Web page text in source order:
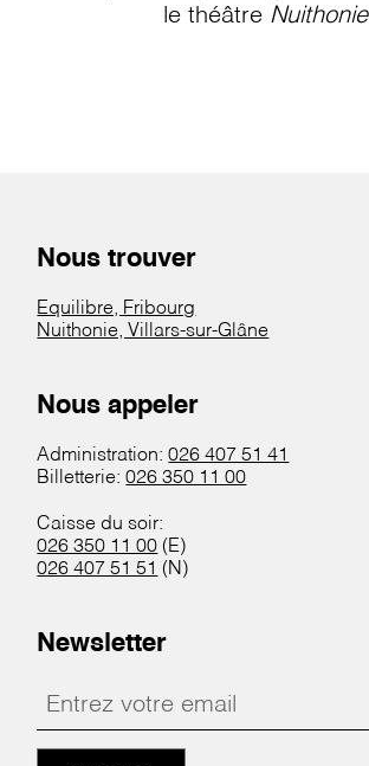
le théâtre Nuithonie
Nous trouver
Equilibre, Fribourg
Nuithonie, Villars-sur-Glâne
Nous appeler
Administration:026 407 51 41
Billetterie:026 350 11 00
Caisse du soir:
026 350 11 00 (E)
026 407 51 51 (N)
Newsletter